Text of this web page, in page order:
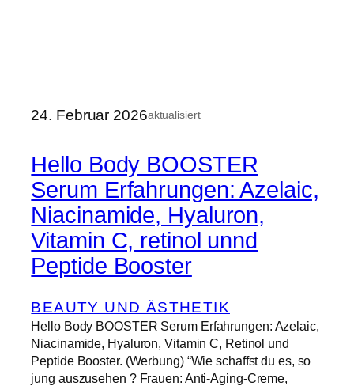
24. Februar 2026aktualisiert
Hello Body BOOSTER
Serum Erfahrungen: Azelaic,
Niacinamide, Hyaluron,
Vitamin C, retinol unnd
Peptide Booster
BEAUTY UND ÄSTHETIK
Hello Body BOOSTER Serum Erfahrungen: Azelaic,
Niacinamide, Hyaluron, Vitamin C, Retinol und
Peptide Booster. (Werbung) “Wie schaffst du es, so
jung auszusehen ? Frauen: Anti-Aging-Creme,